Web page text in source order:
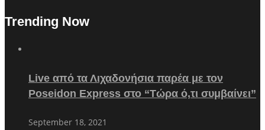
Trending Now
Live από τα Λιχαδονήσια παρέα με τον
Poseidon Express στο “Τώρα ό,τι συμβαίνει”
September 18, 2021